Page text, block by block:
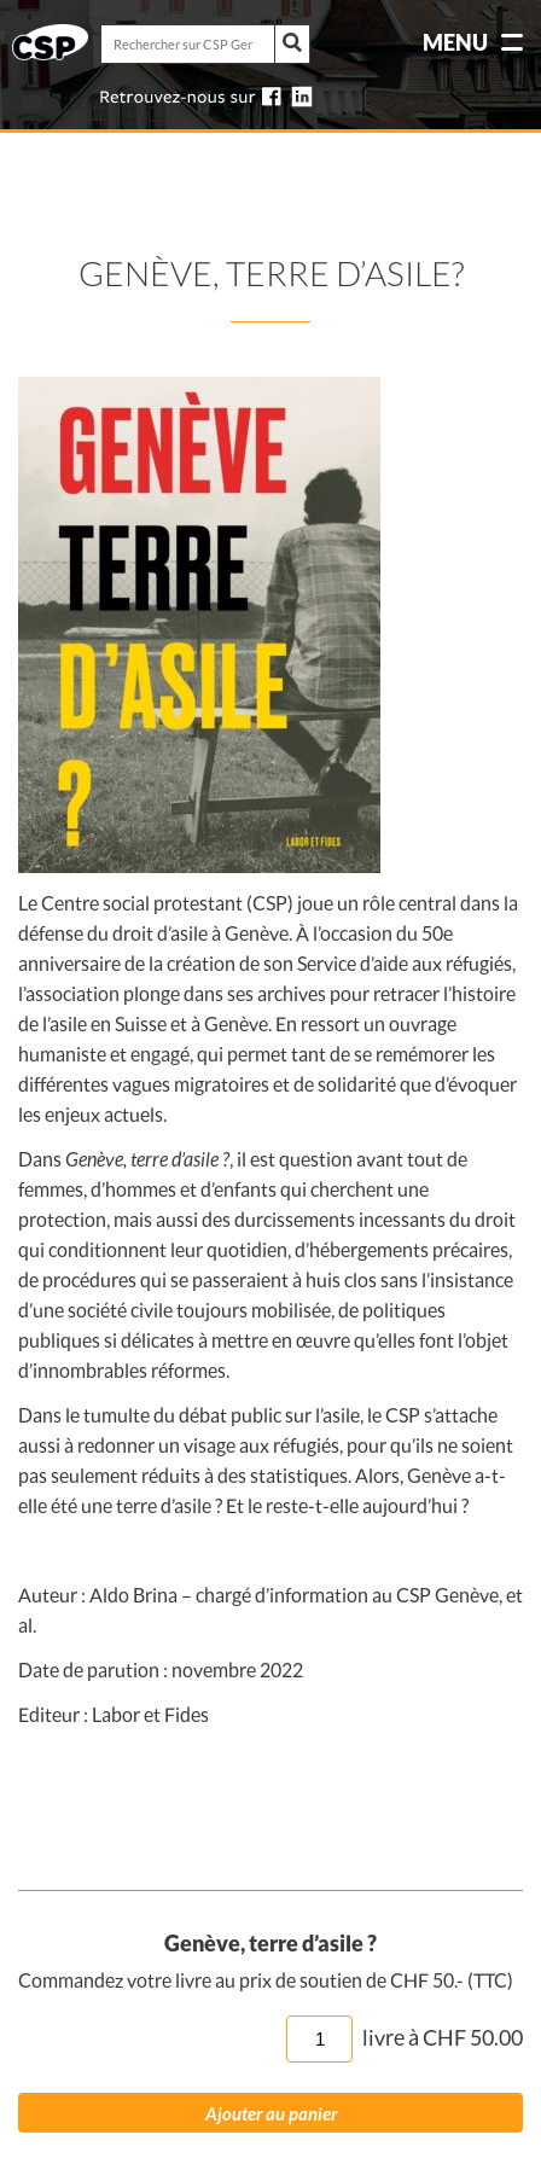
Rechercher
sur
CSP
Genève
Rechercher
CSP
Genève
MENU
GENÈVE, TERRE D’ASILE?
Le Centre social protestant (CSP) joue un rôle central dans la
défense du droit d’asile à Genève. À l’occasion du 50e
anniversaire de la création de son Service d’aide aux réfugiés,
l’association plonge dans ses archives pour retracer l’histoire
de l’asile en Suisse et à Genève. En ressort un ouvrage
humaniste et engagé, qui permet tant de se remémorer les
différentes vagues migratoires et de solidarité que d’évoquer
les enjeux actuels.
DansGenève, terre d’asile ?, il est question avant tout de
femmes, d’hommes et d’enfants qui cherchent une
protection, mais aussi des durcissements incessants du droit
qui conditionnent leur quotidien, d’hébergements précaires,
de procédures qui se passeraient à huis clos sans l’insistance
d’une société civile toujours mobilisée, de politiques
publiques si délicates à mettre en œuvre qu’elles font l’objet
d’innombrables réformes.
Dans le tumulte du débat public sur l’asile, le CSP s’attache
aussi à redonner un visage aux réfugiés, pour qu’ils ne soient
pas seulement réduits à des statistiques. Alors, Genève a-t-
elle été une terre d’asile ? Et le reste-t-elle aujourd’hui ?
Auteur : Aldo Brina – chargé d’information au CSP Genève, et
al.
Date de parution : novembre 2022
Editeur : Labor et Fides
Genève, terre d’asile ?
Commandez votre livre au prix de soutien de CHF 50.- (TTC)
quantité
de
Genève,
terre
livre àCHF50.00
Ajouter au panier